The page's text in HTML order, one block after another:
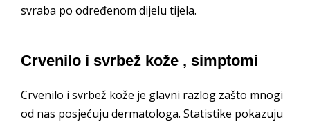
svraba po određenom dijelu tijela.
Crvenilo i svrbež kože , simptomi
Crvenilo i svrbež kože je glavni razlog zašto mnogi
od nas posjećuju dermatologa. Statistike pokazuju